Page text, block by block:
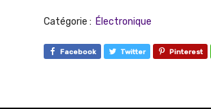
Catégorie : Électronique
Facebook Twitter Pinterest